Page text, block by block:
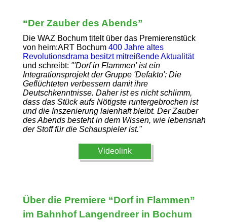
“Der Zauber des Abends”
Die WAZ Bochum titelt über das Premierenstück
von heim:ART Bochum 400 Jahre altes
Revolutionsdrama besitzt mitreißende Aktualität
und schreibt: "'Dorf in Flammen' ist ein
Integrationsprojekt der Gruppe 'Defakto': Die
Geflüchteten verbessern damit ihre
Deutschkenntnisse. Daher ist es nicht schlimm,
dass das Stück aufs Nötigste runtergebrochen ist
und die Inszenierung laienhaft bleibt. Der Zauber
des Abends besteht in dem Wissen, wie lebensnah
der Stoff für die Schauspieler ist."
Videolink
Über die Premiere “Dorf in Flammen”
im Bahnhof Langendreer in Bochum